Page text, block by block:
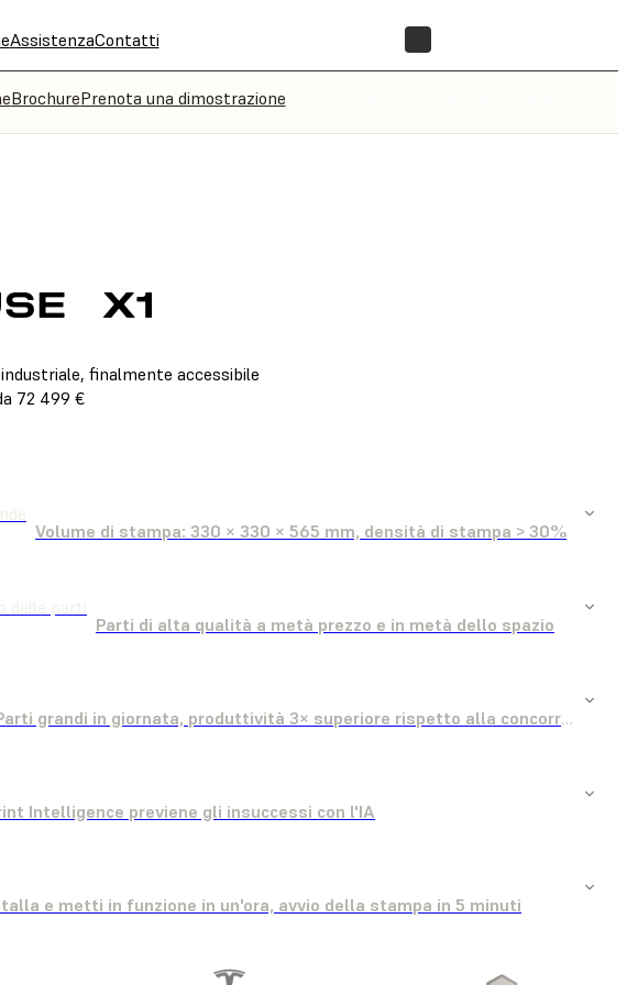
AssistenzaContatti
BrochurePrenota una dimostrazione
X1
finalmente accessibile
72 499 €
Volume di stampa: 330 × 330 × 565 mm, densità di stampa > 30%
delle parti
Parti di alta qualità a metà prezzo e in metà dello spazio
Parti grandi in giornata, produttività 3× superiore rispetto alla concorrenza
Intelligence previene gli insuccessi con l'IA
e metti in funzione in un'ora, avvio della stampa in 5 minuti